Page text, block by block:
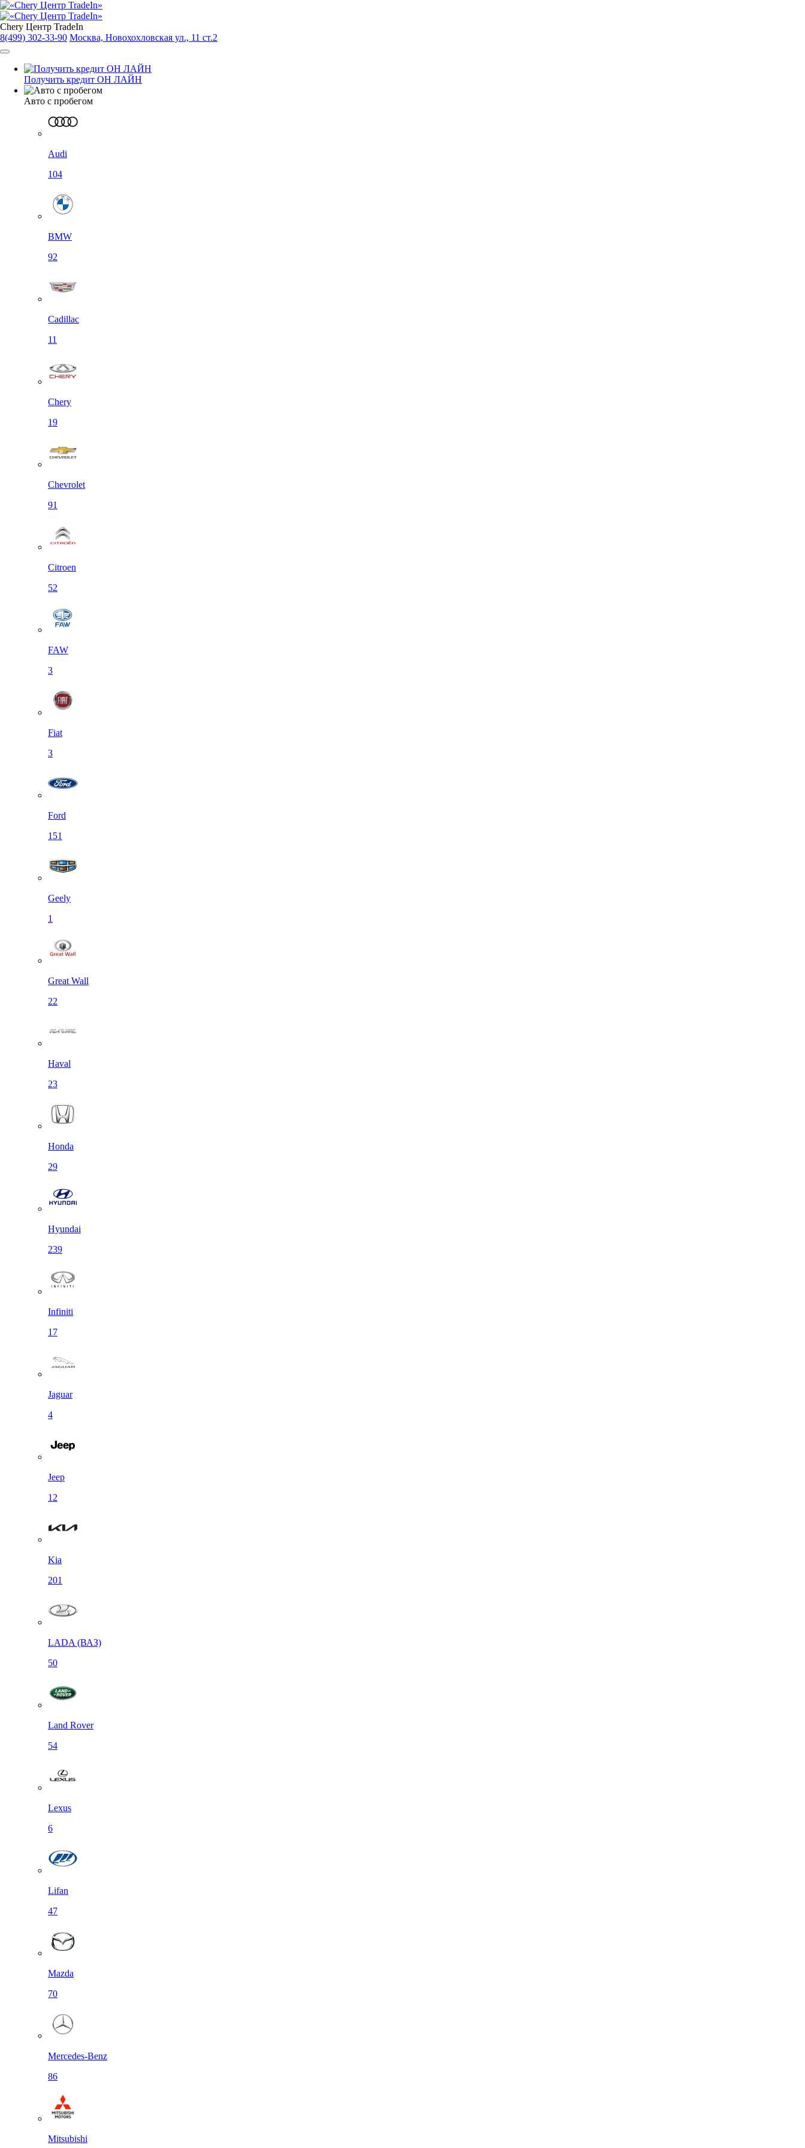
Chery Центр TradeIn
8(499) 302-33-90 Москва, Новохохловская ул., 11 ст.2
Получить кредит ОН ЛАЙН
Авто с пробегом
Audi
104
BMW
92
Cadillac
11
Chery
19
Chevrolet
91
Citroen
52
FAW
3
Fiat
3
Ford
151
Geely
1
Great Wall
22
Haval
23
Honda
29
Hyundai
239
Infiniti
17
Jaguar
4
Jeep
12
Kia
201
LADA (ВАЗ)
50
Land Rover
54
Lexus
6
Lifan
47
Mazda
70
Mercedes-Benz
86
Mitsubishi